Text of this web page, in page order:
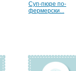
Суп-пюре по-
фермерски...